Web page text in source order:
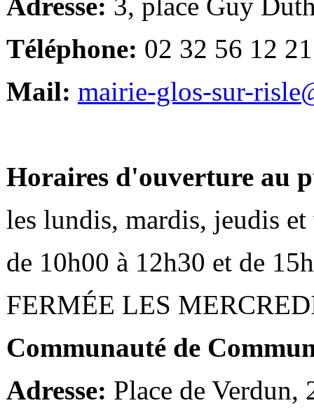
Téléphone: 02 32 56 12 21
Mail: mairie-glos-sur-
Horaires d'ouverture au
les lundis, mardis, jeudis et
de 10h00 à 12h30 et de
FERMÉE LES
Communauté de
Adresse: Place de Verdun,